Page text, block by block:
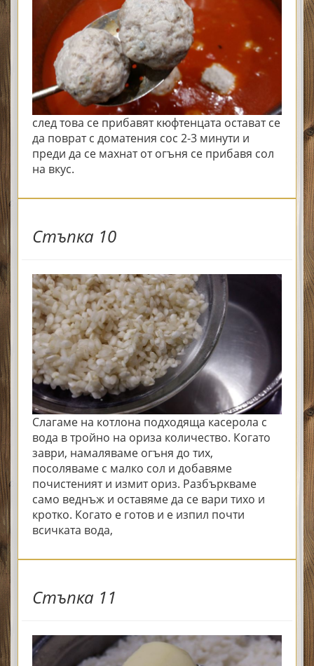
след това се прибавят кюфтенцата остават се
да поврат с доматения сос 2-3 минути и
преди да се махнат от огъня се прибавя сол
на вкус.
Стъпка 10
Слагаме на котлона подходяща касерола с
вода в тройно на ориза количество. Когато
заври, намаляваме огъня до тих,
посоляваме с малко сол и добавяме
почистеният и измит ориз. Разбъркваме
само веднъж и оставяме да се вари тихо и
кротко. Когато е готов и е изпил почти
всичката вода,
Стъпка 11